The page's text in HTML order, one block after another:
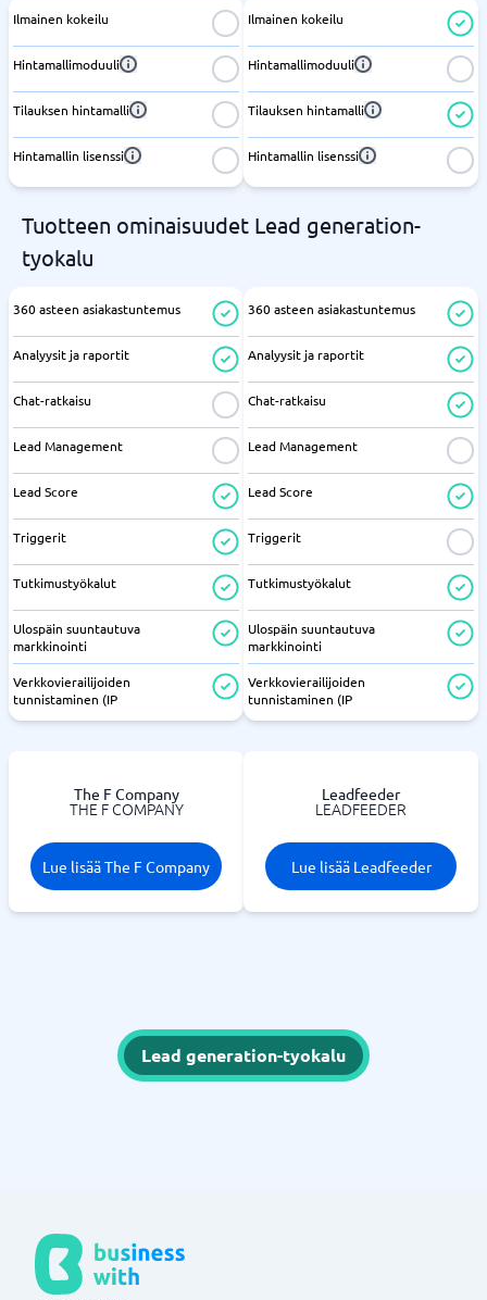
Ilmainen kokeilu
Hintamallimoduuli
Tilauksen hintamalli
Hintamallin lisenssi
Ilmainen kokeilu
Hintamallimoduuli
Tilauksen hintamalli
Hintamallin lisenssi
Tuotteen ominaisuudet Lead generation-
tyokalu
360 asteen asiakastuntemus
Analyysit ja raportit
Chat-ratkaisu
Lead Management
Lead Score
Triggerit
Tutkimustyökalut
Ulospäin suuntautuva
markkinointi
Verkkovierailijoiden
tunnistaminen (IP
360 asteen asiakastuntemus
Analyysit ja raportit
Chat-ratkaisu
Lead Management
Lead Score
Triggerit
Tutkimustyökalut
Ulospäin suuntautuva
markkinointi
Verkkovierailijoiden
tunnistaminen (IP
The F Company
THE F COMPANY
Lue lisää The F Company
Leadfeeder
LEADFEEDER
Lue lisää Leadfeeder
Lead generation-tyokalu